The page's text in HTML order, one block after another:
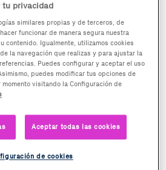
tu privacidad
similares propias y de terceros, de
funcionar de manera segura nuestra
contenido. Igualmente, utilizamos cookies
la navegación que realizas y para ajustar la
Puedes configurar y aceptar el uso
puedes modificar tus opciones de
visitando la Configuración de
Aceptar todas las cookies
de cookies